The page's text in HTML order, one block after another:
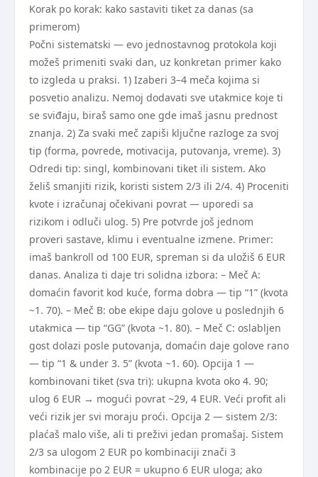
Korak po korak: kako sastaviti tiket za danas (sa
primerom)
Počni sistematski — evo jednostavnog protokola koji
možeš primeniti svaki dan, uz konkretan primer kako
to izgleda u praksi. 1) Izaberi 3–4 meča kojima si
posvetio analizu. Nemoj dodavati sve utakmice koje ti
se sviđaju, biraš samo one gde imaš jasnu prednost
znanja. 2) Za svaki meč zapiši ključne razloge za svoj
tip (forma, povrede, motivacija, putovanja, vreme). 3)
Odredi tip: singl, kombinovani tiket ili sistem. Ako
želiš smanjiti rizik, koristi sistem 2/3 ili 2/4. 4) Proceniti
kvote i izračunaj očekivani povrat — uporedi sa
rizikom i odluči ulog. 5) Pre potvrde još jednom
proveri sastave, klimu i eventualne izmene. Primer:
imaš bankroll od 100 EUR, spreman si da uložiš 6 EUR
danas. Analiza ti daje tri solidna izbora: – Meč A:
domaćin favorit kod kuće, forma dobra — tip “1” (kvota
~1. 70). – Meč B: obe ekipe daju golove u poslednjih 6
utakmica — tip “GG” (kvota ~1. 80). – Meč C: oslabljen
gost dolazi posle putovanja, domaćin daje golove rano
— tip “1 & under 3. 5” (kvota ~1. 60). Opcija 1 —
kombinovani tiket (sva tri): ukupna kvota oko 4. 90;
ulog 6 EUR → mogući povrat ~29, 4 EUR. Veći profit ali
veći rizik jer svi moraju proći. Opcija 2 — sistem 2/3:
plaćaš malo više, ali ti preživi jedan promašaj. Sistem
2/3 sa ulogom 2 EUR po kombinaciji znači 3
kombinacije po 2 EUR = ukupno 6 EUR uloga; ako